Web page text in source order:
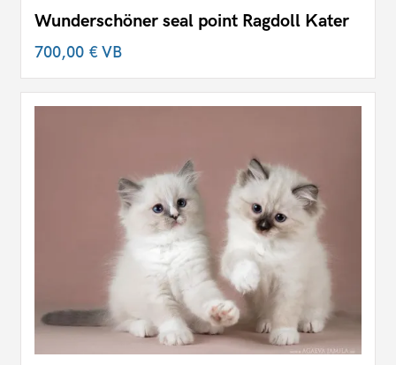
Wunderschöner seal point Ragdoll Kater
700,00 €VB